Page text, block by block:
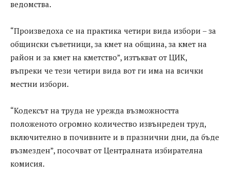
ведомства.
“Произведоха се на практика четири вида избори – за
общински съветници, за кмет на община, за кмет на
район и за кмет на кметство”, изтъкват от ЦИК,
въпреки че тези четири вида вот ги има на всички
местни избори.
“Кодексът на труда не урежда възможността
положеното огромно количество извънреден труд,
включително в почивните и в празнични дни, да бъде
възмезден”, посочват от Централната избирателна
комисия.